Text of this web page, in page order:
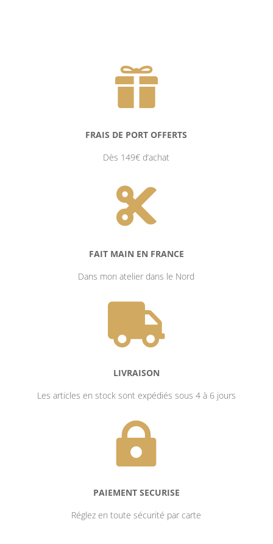

FRAIS DE PORT OFFERTS
Dès 149€ d’achat

FAIT MAIN EN FRANCE
Dans mon atelier dans le Nord

LIVRAISON
Les articles en stock sont expédiés sous 4 à 6 jours

PAIEMENT SECURISE
Réglez en toute sécurité par carte